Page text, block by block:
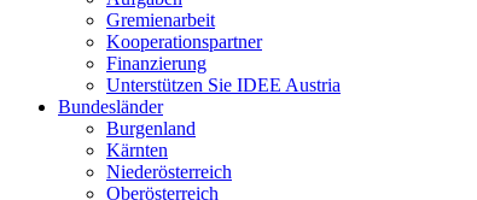
Gremienarbeit
Kooperationspartner
Finanzierung
Unterstützen Sie IDEE Austria
Bundesländer
Burgenland
Kärnten
Niederösterreich
Oberösterreich